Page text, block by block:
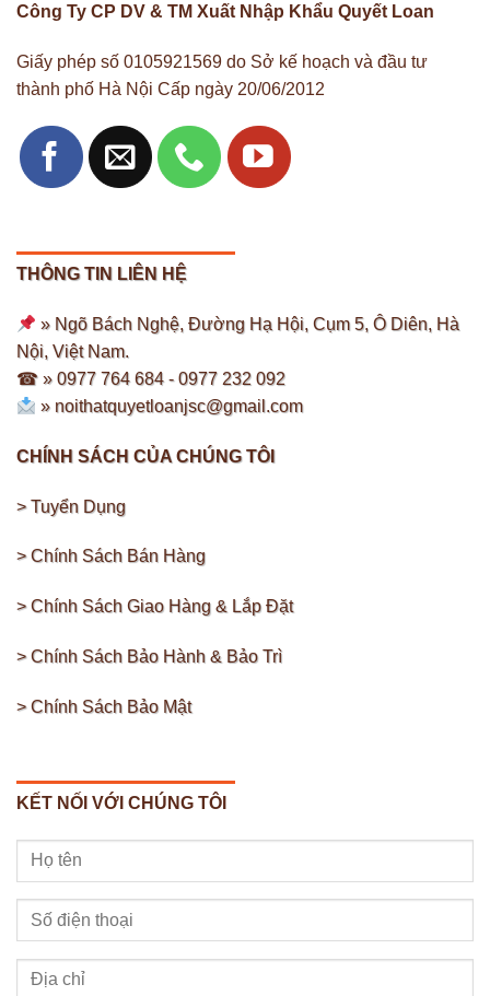
Công Ty CP DV & TM Xuất Nhập Khẩu Quyết Loan
Giấy phép số 0105921569 do Sở kế hoạch và đầu tư
thành phố Hà Nội Cấp ngày 20/06/2012
THÔNG TIN LIÊN HỆ
» Ngõ Bách Nghệ, Đường Hạ Hội, Cụm 5, Ô Diên, Hà
Nội, Việt Nam.
☎ » 0977 764 684 -0977 232 092
» noithatquyetloanjsc@gmail.com
CHÍNH SÁCH CỦA CHÚNG TÔI
> Tuyển Dụng
> Chính Sách Bán Hàng
> Chính Sách Giao Hàng & Lắp Đặt
> Chính Sách Bảo Hành & Bảo Trì
> Chính Sách Bảo Mật
KẾT NỐI VỚI CHÚNG TÔI